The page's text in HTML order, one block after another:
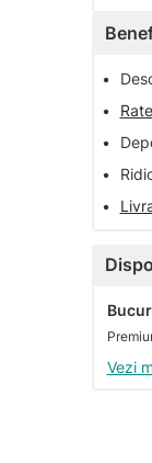
•
•
•
•
•
Vezi